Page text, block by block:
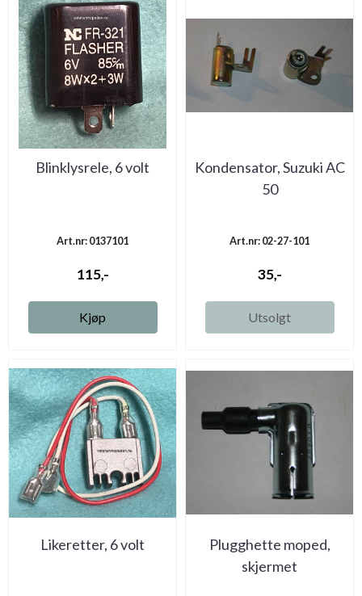
Blinklysrele, 6 volt
Art.nr: 0137101
115,-
Kjøp
Kondensator, Suzuki AC
50
Art.nr: 02-27-101
35,-
Utsolgt
Likeretter, 6 volt
Plugghette moped,
skjermet